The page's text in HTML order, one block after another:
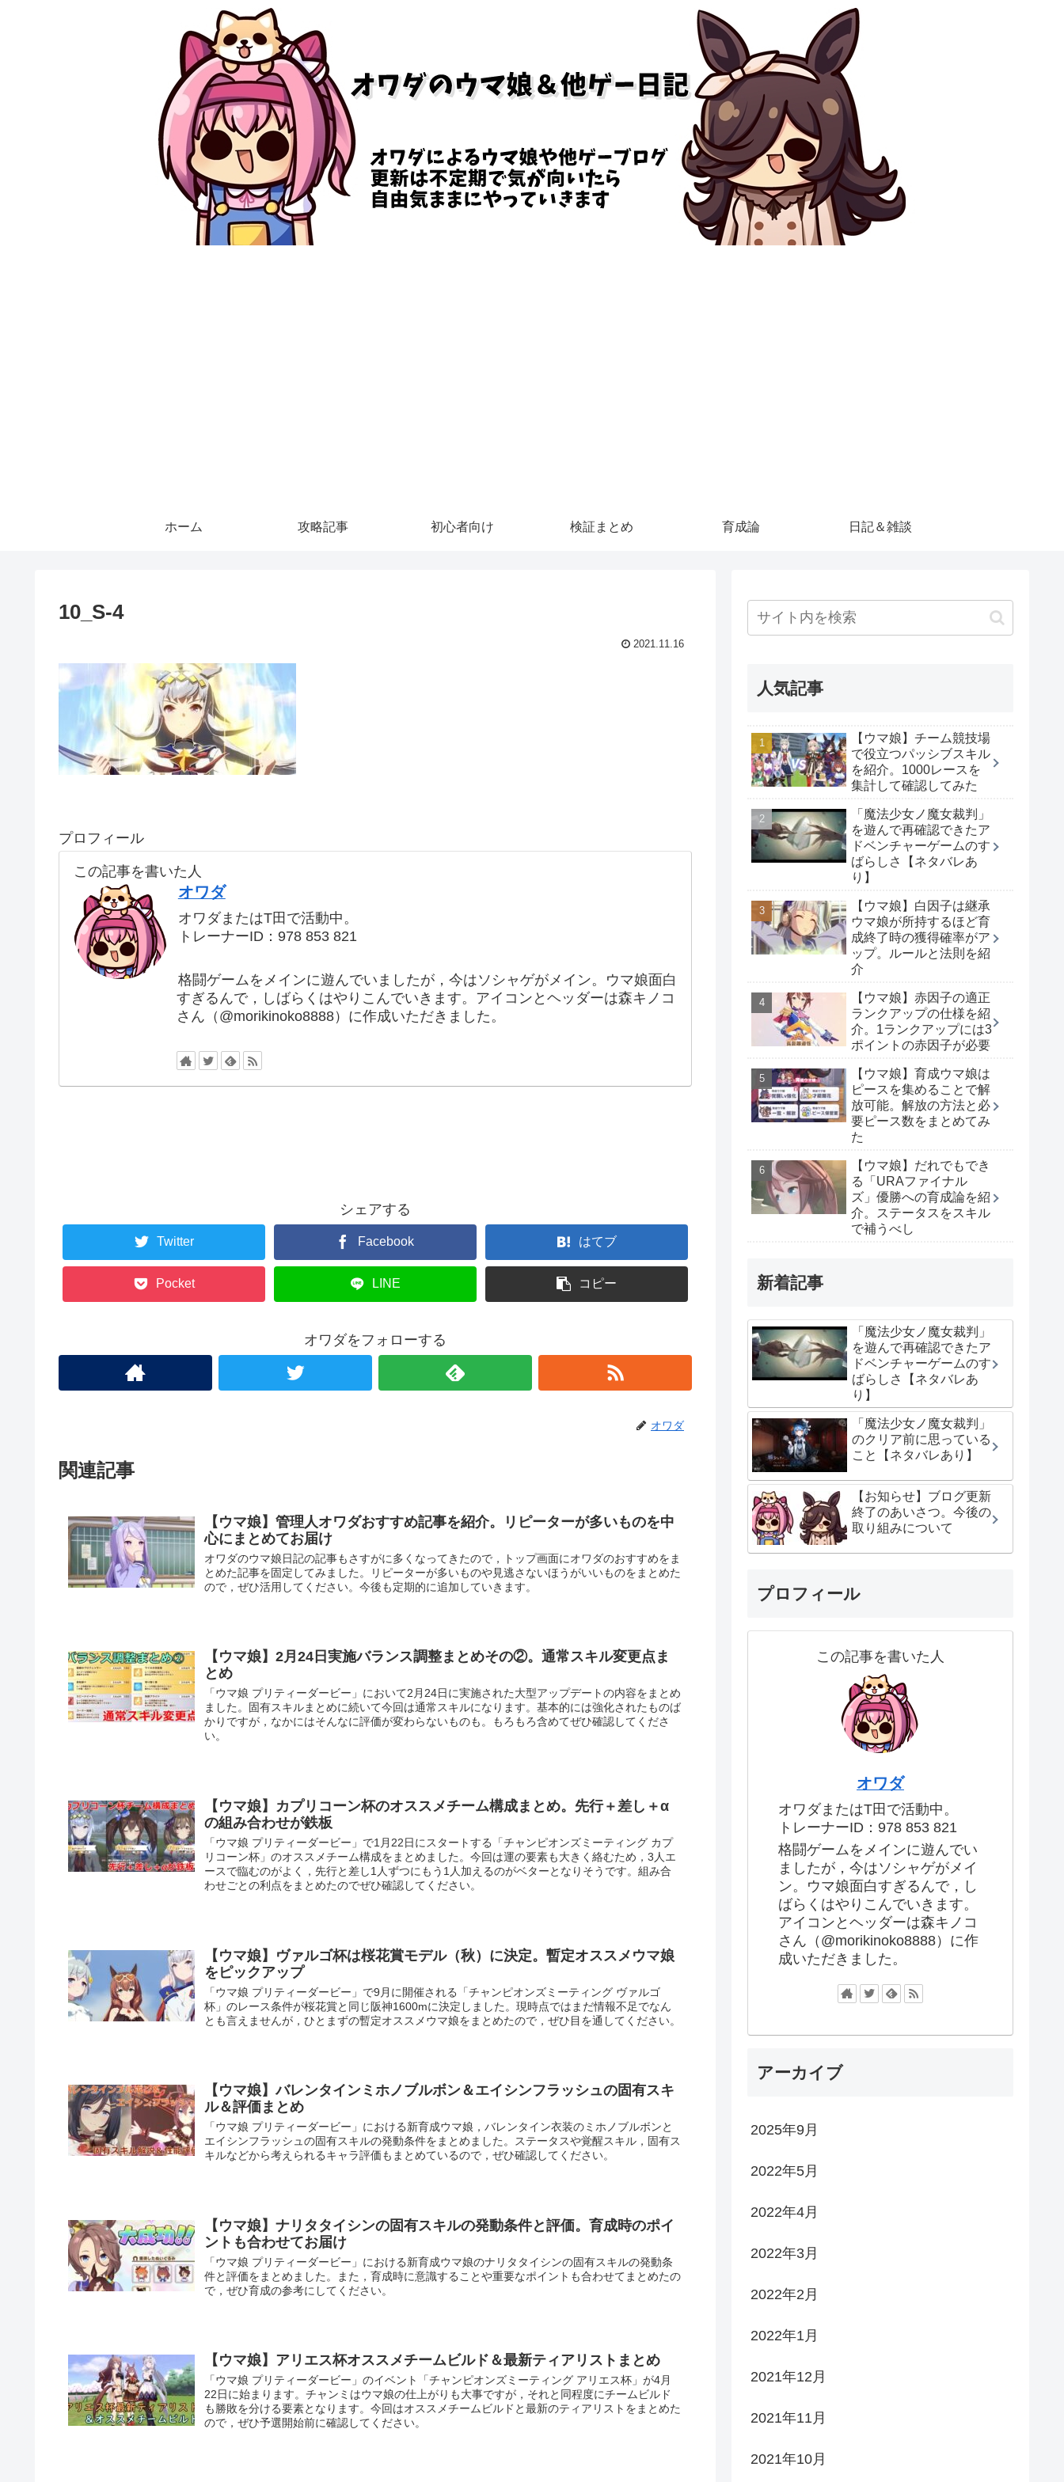
ホーム 攻略記事 初心者向け 検証まとめ 育成論 日記＆雑談
10_S-4
2021.11.16
プロフィール
この記事を書いた人
オワダ
オワダまたはT田で活動中。
トレーナーID：978 853 821
格闘ゲームをメインに遊んでいましたが，今はソシャゲがメイン。ウマ娘面白
すぎるんで，しばらくはやりこんでいきます。アイコンとヘッダーは森キノコ
さん（@morikinoko8888）に作成いただきました。
シェアする
Twitter Facebook はてブ
Pocket LINE コピー
オワダをフォローする
オワダ
関連記事
【ウマ娘】管理人オワダおすすめ記事を紹介。リピーターが多いものを中
心にまとめてお届け
オワダのウマ娘日記の記事もさすがに多くなってきたので，トップ画面にオワダのおすすめをま
とめた記事を固定してみました。リピーターが多いものや見逃さないほうがいいものをまとめた
ので，ぜひ活用してください。今後も定期的に追加していきます。
【ウマ娘】2月24日実施バランス調整まとめその②。通常スキル変更点ま
とめ
「ウマ娘 プリティーダービー」において2月24日に実施された大型アップデートの内容をまとめ
ました。固有スキルまとめに続いて今回は通常スキルになります。基本的には強化されたものば
かりですが，なかにはそんなに評価が変わらないものも。もろもろ含めてぜひ確認してくださ
い。
【ウマ娘】カプリコーン杯のオススメチーム構成まとめ。先行＋差し＋α
の組み合わせが鉄板
「ウマ娘 プリティーダービー」で1月22日にスタートする「チャンピオンズミーティング カプ
リコーン杯」のオススメチーム構成をまとめました。今回は運の要素も大きく絡むため，3人エ
ースで臨むのがよく，先行と差し1人ずつにもう1人加えるのがベターとなりそうです。組み合
わせごとの利点をまとめたのでぜひ確認してください。
【ウマ娘】ヴァルゴ杯は桜花賞モデル（秋）に決定。暫定オススメウマ娘
をピックアップ
「ウマ娘 プリティーダービー」で9月に開催される「チャンピオンズミーティング ヴァルゴ
杯」のレース条件が桜花賞と同じ阪神1600mに決定しました。現時点ではまだ情報不足でなん
とも言えませんが，ひとまずの暫定オススメウマ娘をまとめたので，ぜひ目を通してください。
【ウマ娘】バレンタインミホノブルボン＆エイシンフラッシュの固有スキ
ル＆評価まとめ
「ウマ娘 プリティーダービー」における新育成ウマ娘，バレンタイン衣装のミホノブルボンと
エイシンフラッシュの固有スキルの発動条件をまとめました。ステータスや覚醒スキル，固有ス
キルなどから考えられるキャラ評価もまとめているので，ぜひ確認してください。
【ウマ娘】ナリタタイシンの固有スキルの発動条件と評価。育成時のポイ
ントも合わせてお届け
「ウマ娘 プリティーダービー」における新育成ウマ娘のナリタタイシンの固有スキルの発動条
件と評価をまとめました。また，育成時に意識することや重要なポイントも合わせてまとめたの
で，ぜひ育成の参考にしてください。
【ウマ娘】アリエス杯オススメチームビルド＆最新ティアリストまとめ
「ウマ娘 プリティーダービー」のイベント「チャンピオンズミーティング アリエス杯」が4月
22日に始まります。チャンミはウマ娘の仕上がりも大事ですが，それと同程度にチームビルド
も勝敗を分ける要素となります。今回はオススメチームビルドと最新のティアリストをまとめた
ので，ぜひ予選開始前に確認してください。
人気記事
【ウマ娘】チーム競技場
で役立つパッシブスキル
を紹介。1000レースを
集計して確認してみた
「魔法少女ノ魔女裁判」
を遊んで再確認できたア
ドベンチャーゲームのす
ばらしさ【ネタバレあ
り】
【ウマ娘】白因子は継承
ウマ娘が所持するほど育
成終了時の獲得確率がア
ップ。ルールと法則を紹
介
【ウマ娘】赤因子の適正
ランクアップの仕様を紹
介。1ランクアップには3
ポイントの赤因子が必要
【ウマ娘】育成ウマ娘は
ピースを集めることで解
放可能。解放の方法と必
要ピース数をまとめてみ
た
【ウマ娘】だれでもでき
る「URAファイナル
ズ」優勝への育成論を紹
介。ステータスをスキル
で補うべし
新着記事
「魔法少女ノ魔女裁判」
を遊んで再確認できたア
ドベンチャーゲームのす
ばらしさ【ネタバレあ
り】
「魔法少女ノ魔女裁判」
のクリア前に思っている
こと【ネタバレあり】
【お知らせ】ブログ更新
終了のあいさつ。今後の
取り組みについて
プロフィール
この記事を書いた人
オワダ
オワダまたはT田で活動中。
トレーナーID：978 853 821
格闘ゲームをメインに遊んでい
ましたが，今はソシャゲがメイ
ン。ウマ娘面白すぎるんで，し
ばらくはやりこんでいきます。
アイコンとヘッダーは森キノコ
さん（@morikinoko8888）に作
成いただきました。
アーカイブ
2025年9月
2022年5月
2022年4月
2022年3月
2022年2月
2022年1月
2021年12月
2021年11月
2021年10月